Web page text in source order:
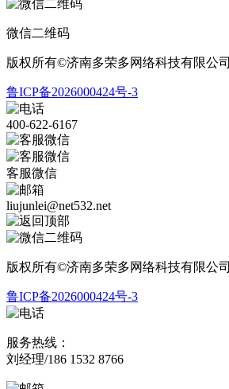
微信二维码
版权所有©济南多荣多网络科技有限公司
鲁ICP备2026000424号-3
400-622-6167
客服微信
liujunlei@net532.net
版权所有©济南多荣多网络科技有限公司
鲁ICP备2026000424号-3
服务热线：
刘经理/186 1532 8766